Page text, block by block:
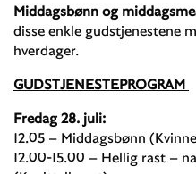
Middagsbønn og
disse enkle gudstjenestene
hverdager.
GUDSTJENESTEPROGRAM
Fredag 28. juli:
12.05 – Middagsbønn
12.00-15.00 – Hellig rast –